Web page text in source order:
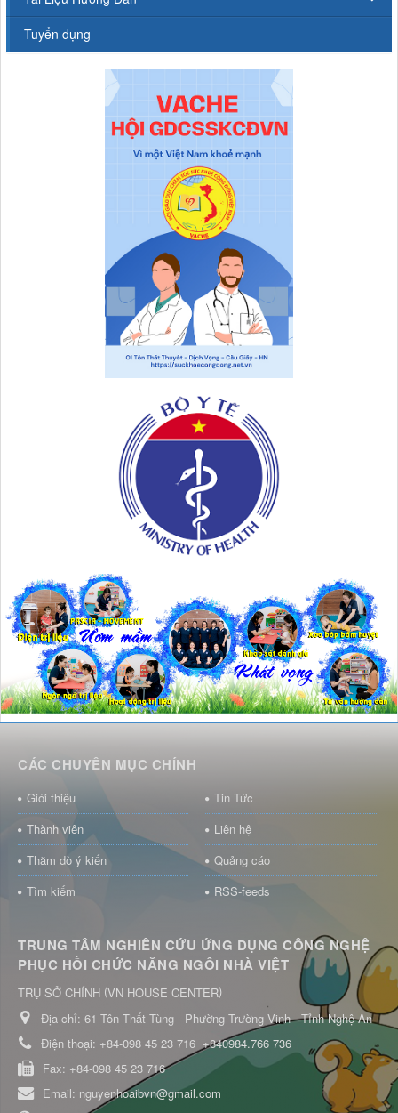
Tuyển dụng
CÁC CHUYÊN MỤC CHÍNH
Giới thiệu
Tin Tức
Thành viên
Liên hệ
Thăm dò ý kiến
Quảng cáo
Tìm kiếm
RSS-feeds
TRUNG TÂM NGHIÊN CỨU ỨNG DỤNG CÔNG NGHỆ
PHỤC HỒI CHỨC NĂNG NGÔI NHÀ VIỆT
TRỤ SỞ CHÍNH (VN HOUSE CENTER)
Địa chỉ: 61 Tôn Thất Tùng - Phường Trường Vinh - Tỉnh Nghệ An
Điện thoại: +84-098 45 23 716 +840984.766 736
Fax: +84-098 45 23 716
Email: nguyenhoaibvn@gmail.com